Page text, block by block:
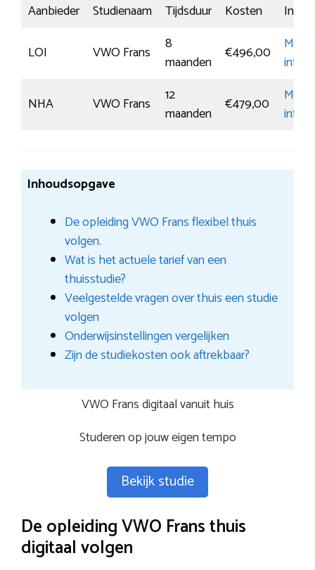
Aanbieder Studienaam Tijdsduur Kosten
LOI
VWO Frans
8
maanden
€496,00
Meer
NHA
VWO Frans
12
maanden
€479,00
Meer
Inhoudsopgave
De opleiding VWO Frans flexibel thuis
volgen.
Wat is het actuele tarief van een
thuisstudie?
Veelgestelde vragen over thuis een studie
volgen
Onderwijsinstellingen vergelijken
Zijn de studiekosten ook aftrekbaar?
VWO Frans digitaal vanuit huis
Studeren op jouw eigen tempo
Bekijk studie
De opleiding VWO Frans thuis
digitaal volgen